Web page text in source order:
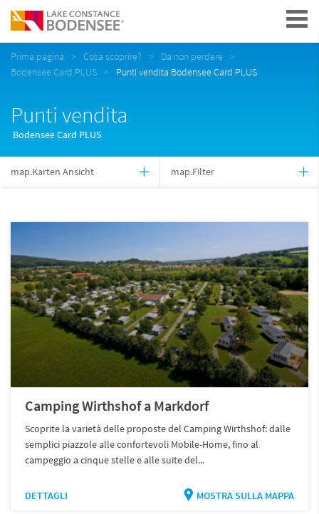
Navigation
Prima pagina Cosa scoprire?
Da non perdere
Bodensee Card PLUS
Punti vendita Bodensee Card PLUS
Punti vendita
Bodensee Card PLUS
map.Karten Ansicht map.Filter
Camping Wirthshof a Markdorf
Scoprite la varietà delle proposte del Camping Wirthshof: dalle
semplici piazzole alle confortevoli Mobile-Home, fino al
campeggio a cinque stelle e alle suite del...
DETTAGLI MOSTRA SULLA MAPPA